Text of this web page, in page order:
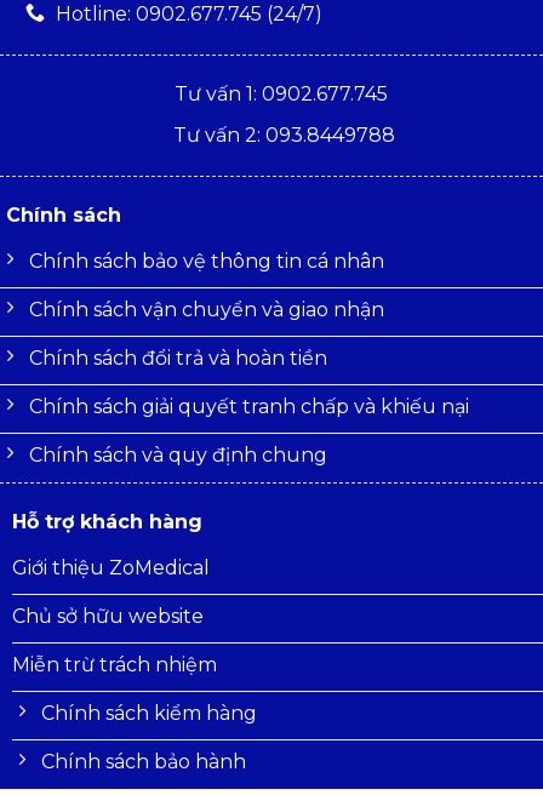
Hotline: 0902.677.745 (24/7)
Tư vấn 1: 0902.677.745
Tư vấn 2: 093.8449788
Chính sách
Chính sách bảo vệ thông tin cá nhân
Chính sách vận chuyển và giao nhận
Chính sách đổi trả và hoàn tiền
Chính sách giải quyết tranh chấp và khiếu nại
Chính sách và quy định chung
Hỗ trợ khách hàng
Giới thiệu ZoMedical
Chủ sở hữu website
Miễn trừ trách nhiệm
Chính sách kiểm hàng
Chính sách bảo hành